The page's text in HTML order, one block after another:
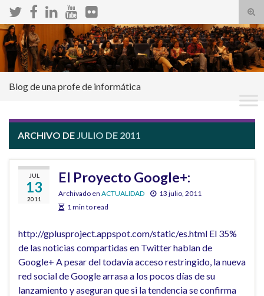
el
de
Search for:
Blog de una profe de informática
ARCHIVO DE JULIO DE 2011
JUL
13
2011
El Proyecto Google+:
Archivado en ACTUALIDAD
13 julio, 2011
1 min to read
http://gplusproject.appspot.com/static/es.html El 35%
de las noticias compartidas en Twitter hablan de
Google+ A pesar del todavía acceso restringido, la nueva
red social de Google arrasa a los pocos días de su
lanzamiento y aseguran que si la tendencia se confirma